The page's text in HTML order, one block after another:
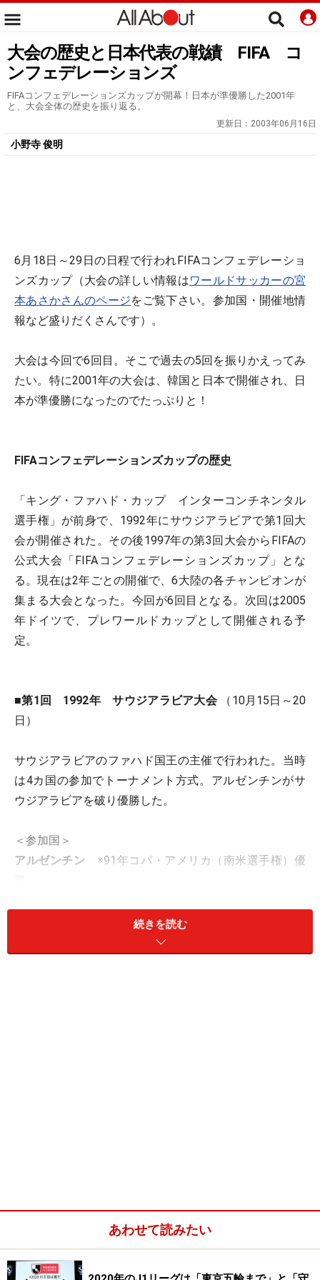
大会の歴史と日本代表の戦績 FIFA コ
ンフェデレーションズ
FIFAコンフェデレーションズカップが開幕！日本が準優勝した2001年
と、大会全体の歴史を振り返る。
更新日： 2003年06月16日
小野寺 俊明
6月18日～29日の日程で行われFIFAコンフェデレーショ
ンズカップ（大会の詳しい情報はワールドサッカーの宮
本あさかさんのページをご覧下さい。参加国・開催地情
報など盛りだくさんです）。
大会は今回で6回目。そこで過去の5回を振りかえってみ
たい。特に2001年の大会は、韓国と日本で開催され、日
本が準優勝になったのでたっぷりと！
FIFAコンフェデレーションズカップの歴史
「キング・ファハド・カップ インターコンチネンタル
選手権」が前身で、1992年にサウジアラビアで第1回大
会が開催された。その後1997年の第3回大会からFIFAの
公式大会「FIFAコンフェデレーションズカップ」とな
る。現在は2年ごとの開催で、6大陸の各チャンピオンが
集まる大会となった。今回が6回目となる。次回は2005
年ドイツで、プレワールドカップとして開催される予
定。
■第1回 1992年 サウジアラビア大会（10月15日～20
日）
サウジアラビアのファハド国王の主催で行われた。当時
は4カ国の参加でトーナメント方式。アルゼンチンがサ
ウジアラビアを破り優勝した。
＜参加国＞
アルゼンチン ※91年コパ・アメリカ（南米選手権）優
※91年ゴールド・カップ（北中米・カリブ海
※記事内容は執筆時点のものです。最新の内容をご確認くださ
続きを読む
あわせて読みたい